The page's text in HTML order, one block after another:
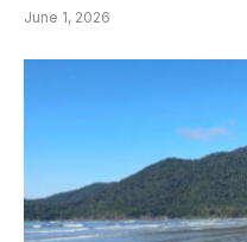
June 1, 2026